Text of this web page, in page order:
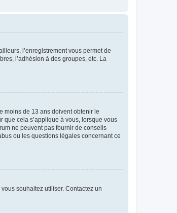
l’enregistrement vous permet de
l’adhésion à des groupes, etc. La
moins de 13 ans doivent obtenir le
que cela s’applique à vous, lorsque vous
ne peuvent pas fournir de conseils
ou les questions légales concernant ce
souhaitez utiliser. Contactez un